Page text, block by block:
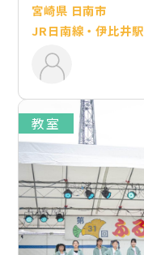
宮崎県 日南市
JR日南線・伊比井駅
教室